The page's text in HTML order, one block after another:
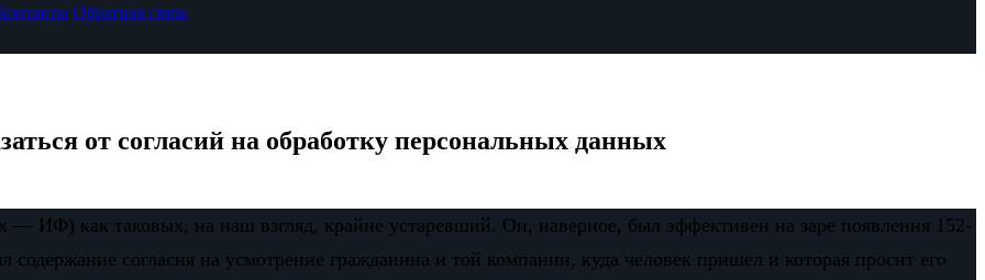
Обратная связь
от согласий на обработку персональных данных
— ИФ) как таковых, на наш взгляд, крайне устаревший. Он, наверное, был эффективен на заре появления 152-
содержание согласия на усмотрение гражданина и той компании, куда человек пришел и которая просит его